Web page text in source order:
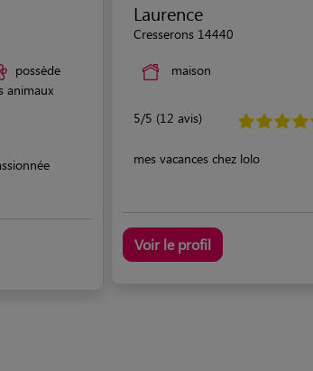
possède
animaux
Laurence
Cresserons 14440
maison
5/5 (12 avis)
mes vacances chez lolo
Voir le profil